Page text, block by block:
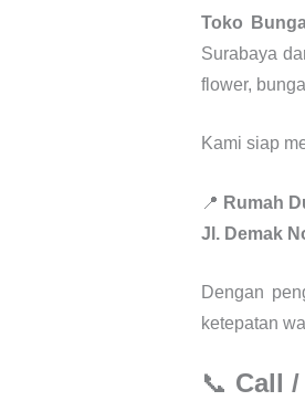
Toko
Surabaya
flower,
Kami siap
📍 Rumah
Jl. Demak
Dengan
ketepatan
📞 Call /